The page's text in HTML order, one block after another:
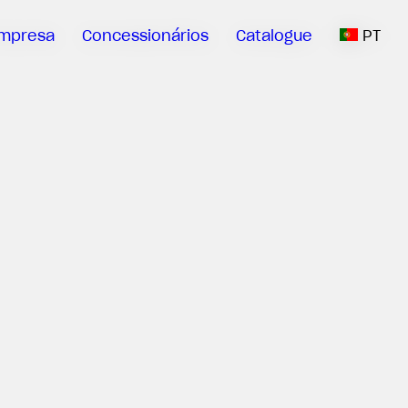
Concessionários Catalogue PT